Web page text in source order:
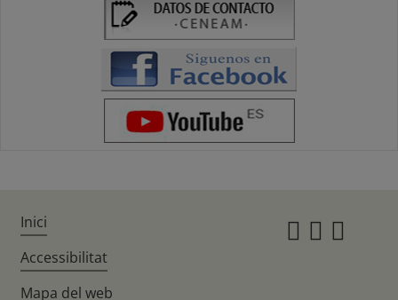
Inici
Accessibilitat
Mapa del web